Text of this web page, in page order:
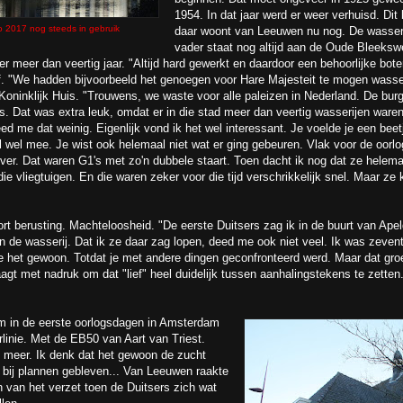
2017 nog steeds in gebruik
1954. In dat jaar werd er weer verhuisd. Dit
daar woont van Leeuwen nu nog. De
vader staat nog altijd aan de Oude
meer dan veertig jaar. "Altijd hard gewerkt en daardoor een behoorlijke
"We hadden bijvoorbeeld het genoegen voor Hare Majesteit te mogen
Huis. "Trouwens, we waste voor alle paleizen in Nederland. De
Dat was extra leuk, omdat er in die stad meer dan veertig wasserijen
me dat weinig. Eigenlijk vond ik het wel interessant. Je voelde je een
mee. Je wist ook helemaal niet wat er ging gebeuren. Vlak voor de
Dat waren G1's met zo'n dubbele staart. Toen dacht ik nog dat ze
vliegtuigen. En die waren zeker voor die tijd verschrikkelijk snel. Maar ze
berusting. Machteloosheid. "De eerste Duitsers zag ik in de buurt van
de wasserij. Dat ik ze daar zag lopen, deed me ook niet veel. Ik was
gewoon. Totdat je met andere dingen geconfronteerd werd. Maar dat
met nadruk om dat "lief" heel duidelijk tussen aanhalingstekens te zetten.
in de eerste oorlogsdagen in Amsterdam
Met de EB50 van Aart van Triest.
Ik denk dat het gewoon de zucht
plannen gebleven... Van Leeuwen raakte
van het verzet toen de Duitsers zich wat